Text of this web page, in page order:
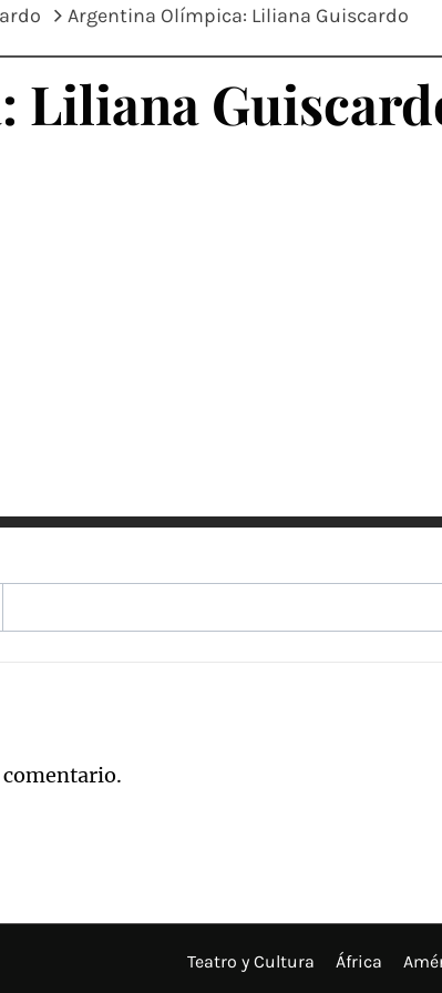
Argentina Olímpica: Liliana Guiscardo
Liliana
Teatro y Cultura África